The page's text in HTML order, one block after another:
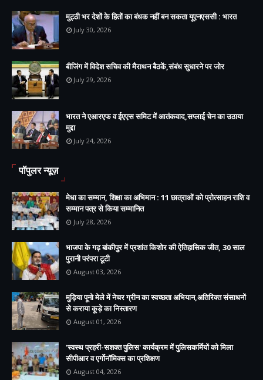
मुट्ठी भर देशों के हितों का बंधक नहीं बन सकता यूएनएससी : भारत
July 30, 2026
बीजिंग में विदेश सचिव की मैराथन बैठकें,संबंध सुधारने पर जोर
July 29, 2026
भारत ने एआरएफ व ईएएस समिट में आतंकवाद,सप्लाई चेन का उठाया
मुद्दा
July 24, 2026
पॉपुलर न्यूज़
मेधा का सम्मान, शिक्षा का अभिमान : 11 छात्राओं को प्रोत्साहन राशि व
सम्मान पत्र से किया सम्मानित
July 28, 2026
भाजपा के गढ़ बांकीपुर में प्रशांत किशोर की ऐतिहासिक जीत, 30 साल
पुरानी परंपरा टूटी
August 03, 2026
मुड़िया पूनो मेले में नेचर ग्रीन का स्वच्छता अभियान,अतिरिक्त संसाधनों
से कराया कूड़े का निस्तारण
August 01, 2026
'स्वस्थ प्रहरी-सशक्त पुलिस' कार्यक्रम में पुलिसकर्मियों को मिला
सीपीआर व एर्गोनॉमिक्स का प्रशिक्षण
August 04, 2026